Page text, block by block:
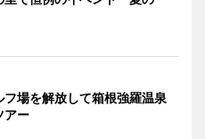
場を解放して箱根強羅温泉
アー